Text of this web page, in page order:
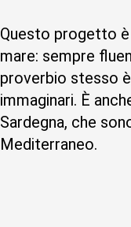
Questo progetto è
mare: sempre
proverbio stesso
immaginari. È
Sardegna, che
Mediterraneo.